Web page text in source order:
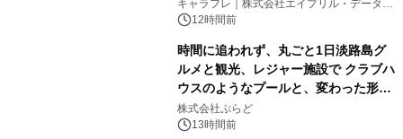
キャラフレ｜株式会社エイプリル・データ・
デザインズ
12時間前
時間に追われず、丸ごと1日淡路島グ
ルメと観光、レジャー施設で クラブハ
ウスのようなプールと、変わった形の
サウナも 「THE BOXY AWAJI」のお
得な素泊まり連泊プランで
株式会社ぷらど
13時間前